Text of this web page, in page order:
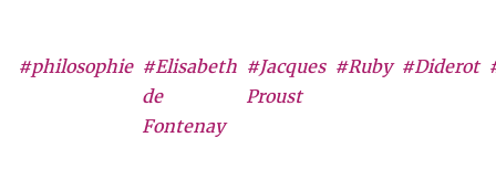
#philosophie #Elisabeth
de
Fontenay
#Jacques
Proust
#Ruby #Diderot